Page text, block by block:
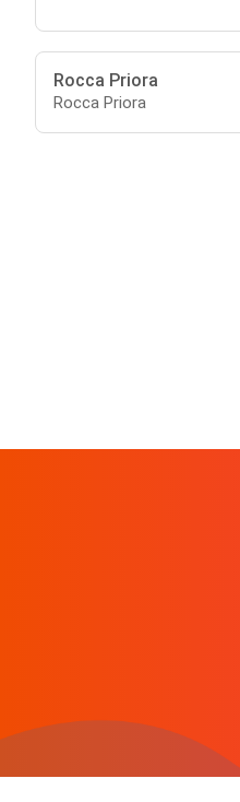
Rocca Priora
Rocca Priora